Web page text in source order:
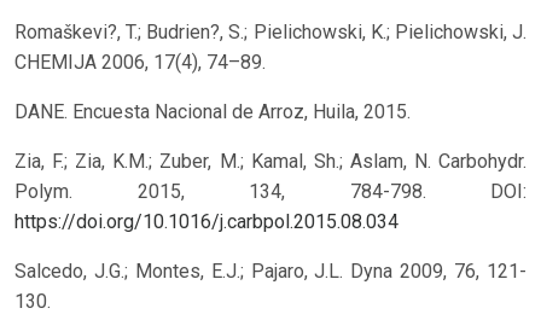
Romaškevi?, T.; Budrien?, S.; Pielichowski, K.; Pielichowski, J.
CHEMIJA 2006, 17(4), 74–89.
DANE. Encuesta Nacional de Arroz, Huila, 2015.
Zia, F.; Zia, K.M.; Zuber, M.; Kamal, Sh.; Aslam, N. Carbohydr.
Polym. 2015, 134, 784-798. DOI:
https://doi.org/10.1016/j.carbpol.2015.08.034
Salcedo, J.G.; Montes, E.J.; Pajaro, J.L. Dyna 2009, 76, 121-
130.